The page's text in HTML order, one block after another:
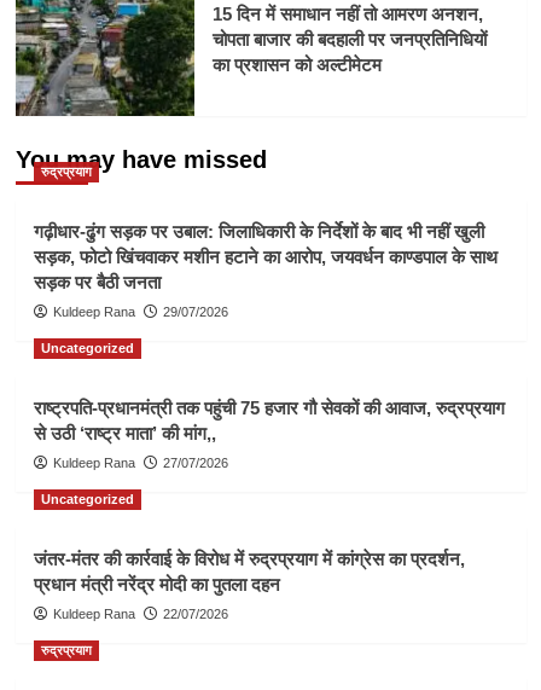
15 दिन में समाधान नहीं तो आमरण अनशन,
चोपता बाजार की बदहाली पर जनप्रतिनिधियों
का प्रशासन को अल्टीमेटम
You may have missed
रुद्रप्रयाग
गढ़ीधार-ढुंग सड़क पर उबाल: जिलाधिकारी के निर्देशों के बाद भी नहीं खुली
सड़क, फोटो खिंचवाकर मशीन हटाने का आरोप, जयवर्धन काण्डपाल के साथ
सड़क पर बैठी जनता
Kuldeep Rana 29/07/2026
Uncategorized
राष्ट्रपति-प्रधानमंत्री तक पहुंची 75 हजार गौ सेवकों की आवाज, रुद्रप्रयाग
से उठी ‘राष्ट्र माता’ की मांग,,
Kuldeep Rana 27/07/2026
Uncategorized
जंतर-मंतर की कार्रवाई के विरोध में रुद्रप्रयाग में कांग्रेस का प्रदर्शन,
प्रधान मंत्री नरेंद्र मोदी का पुतला दहन
Kuldeep Rana 22/07/2026
रुद्रप्रयाग